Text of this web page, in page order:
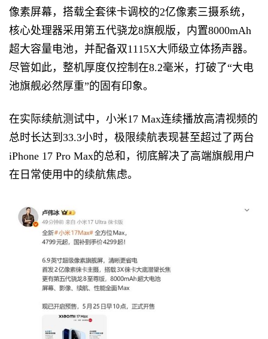
像素屏幕，搭载全套徕卡调校的2亿像素三摄系统，
核心处理器采用第五代骁龙8旗舰版，内置8000mAh
超大容量电池，并配备双1115X大师级立体扬声器。
尽管如此，整机厚度仅控制在8.2毫米，打破了“大电
池旗舰必然厚重”的固有印象。
在实际续航测试中，小米17 Max连续播放高清视频的
总时长达到33.3小时，极限续航表现甚至超过了两台
iPhone 17 Pro Max的总和，彻底解决了高端旗舰用户
在日常使用中的续航焦虑。